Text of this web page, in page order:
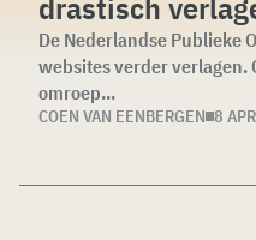
De Nederlandse Publieke
websites verder verlagen.
omroep...
COEN VAN EENBERGEN 8